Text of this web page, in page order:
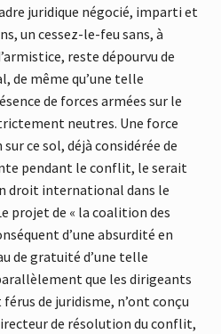
juridique négocié, imparti et
un cessez-le-feu sans, à
reste dépourvu de
de même qu’une telle
de forces armées sur le
neutres. Une force
ce sol, déjà considérée de
pendant le conflit, le serait
droit international dans le
projet de « la coalition des
d’une absurdité en
de gratuité d’une telle
que les dirigeants
de juridisme, n’ont conçu
de résolution du conflit,